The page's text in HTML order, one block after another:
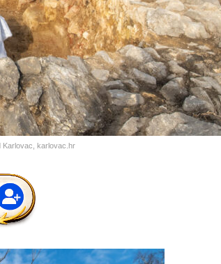
Karlovac, karlovac.hr